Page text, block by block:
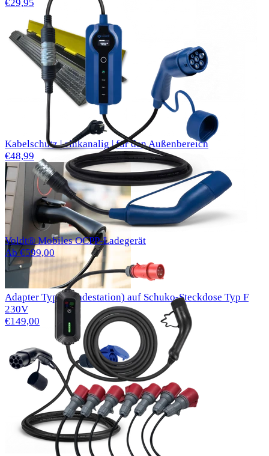
€29,95
Kabelschutz | einkanalig | für den Außenbereich
€48,99
Adapter Typ 2 (Ladestation) auf Schuko-Steckdose Typ F
230V
€149,00
Voldt® Mobiles OCPP-Ladegerät
Ab €599,00